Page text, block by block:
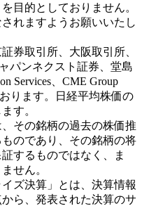
目的としておりません。
れますようお願いいたし
券取引所、大阪取引所、
パンネクスト証券、堂島
Services、CME Group
ります。日経平均株価の
す。
その銘柄の過去の株価推
のであり、その銘柄の将
するものではなく、ま
せん。
ズ決算」とは、決算情報
ら、発表された決算のサ